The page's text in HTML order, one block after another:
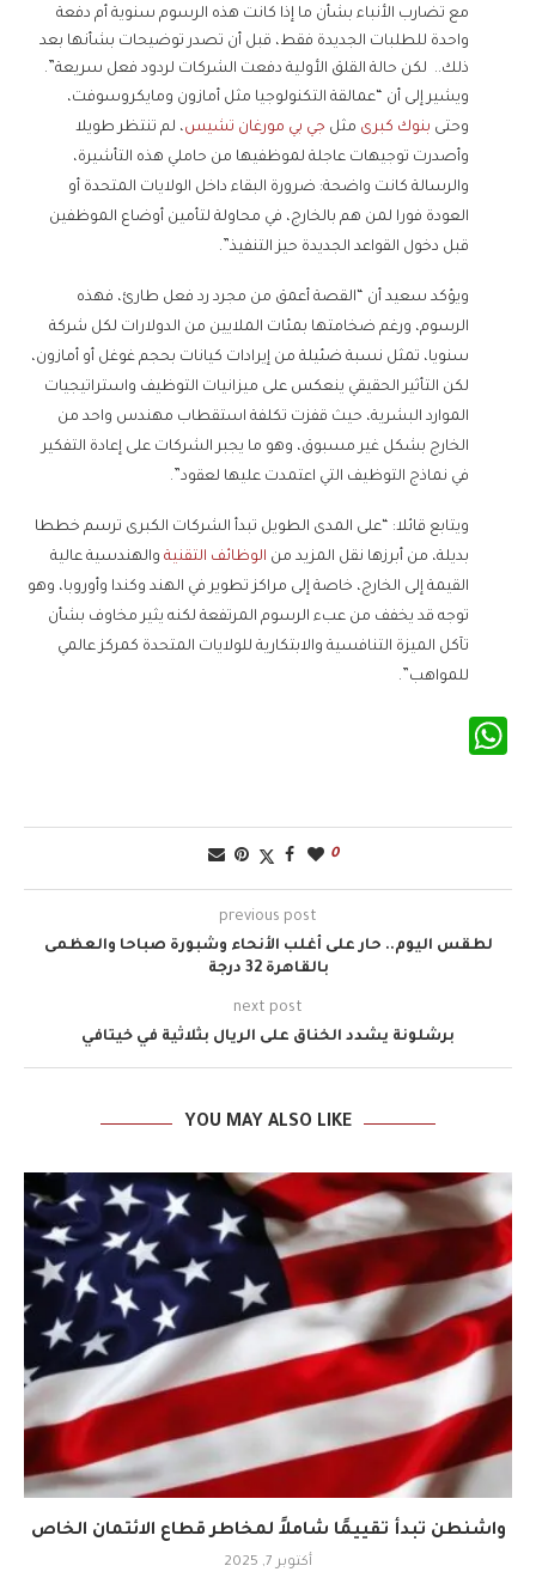
مع تضارب الأنباء بشأن ما إذا كانت هذه الرسوم سنوية أم دفعة
واحدة للطلبات الجديدة فقط، قبل أن تصدر توضيحات بشأنها بعد
ذلك.. لكن حالة القلق الأولية دفعت الشركات لردود فعل سريعة”.
ويشير إلى أن “عمالقة التكنولوجيا مثل أمازون ومايكروسوفت،
وحتى بنوك كبرى مثل جي بي مورغان تشيس، لم تنتظر طويلا
وأصدرت توجيهات عاجلة لموظفيها من حاملي هذه التأشيرة،
والرسالة كانت واضحة: ضرورة البقاء داخل الولايات المتحدة أو
العودة فورا لمن هم بالخارج، في محاولة لتأمين أوضاع الموظفين
قبل دخول القواعد الجديدة حيز التنفيذ”.
ويؤكد سعيد أن “القصة أعمق من مجرد رد فعل طارئ، فهذه
الرسوم، ورغم ضخامتها بمئات الملايين من الدولارات لكل شركة
سنويا، تمثل نسبة ضئيلة من إيرادات كيانات بحجم غوغل أو أمازون،
لكن التأثير الحقيقي ينعكس على ميزانيات التوظيف واستراتيجيات
الموارد البشرية، حيث قفزت تكلفة استقطاب مهندس واحد من
الخارج بشكل غير مسبوق، وهو ما يجبر الشركات على إعادة التفكير
في نماذج التوظيف التي اعتمدت عليها لعقود”.
ويتابع قائلا: “على المدى الطويل تبدأ الشركات الكبرى ترسم خططا
بديلة، من أبرزها نقل المزيد من الوظائف التقنية والهندسية عالية
القيمة إلى الخارج، خاصة إلى مراكز تطوير في الهند وكندا وأوروبا، وهو
توجه قد يخفف من عبء الرسوم المرتفعة لكنه يثير مخاوف بشأن
تآكل الميزة التنافسية والابتكارية للولايات المتحدة كمركز عالمي
للمواهب”.
0
previous post
لطقس اليوم.. حار على أغلب الأنحاء وشبورة صباحا والعظمى
بالقاهرة 32 درجة
next post
برشلونة يشدد الخناق على الريال بثلاثية في خيتافي
YOU MAY ALSO LIKE
واشنطن تبدأ تقييمًا شاملاً لمخاطر قطاع الائتمان الخاص
أكتوبر 7, 2025